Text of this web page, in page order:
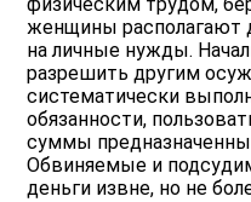
физическим трудом,
женщины располагают
на личные нужды.
разрешить другим
систематически
обязанности,
суммы
Обвиняемые и
деньги извне, но не